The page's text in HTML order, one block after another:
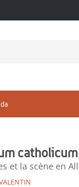
et la scène en